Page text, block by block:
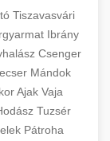
concepts
+
to
organic
+
Tiszavasvári
Ibrány
Csenger
Mándok
Ajak Vaja
Tuzsér
Pátroha